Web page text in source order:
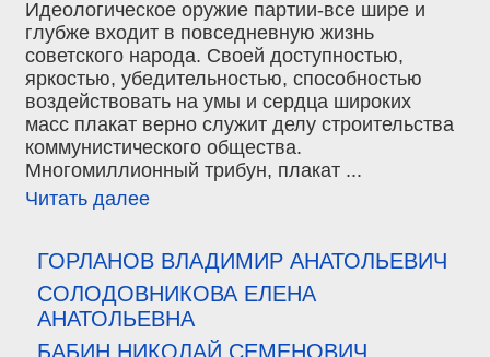
Идеологическое оружие партии-все шире и
глубже входит в повседневную жизнь
советского народа. Своей доступностью,
яркостью, убедительностью, способностью
воздействовать на умы и сердца широких
масс плакат верно служит делу строительства
коммунистического общества.
Многомиллионный трибун, плакат ...
Читать далее
ГОРЛАНОВ ВЛАДИМИР АНАТОЛЬЕВИЧ
СОЛОДОВНИКОВА ЕЛЕНА
АНАТОЛЬЕВНА
БАБИН НИКОЛАЙ СЕМЕНОВИЧ